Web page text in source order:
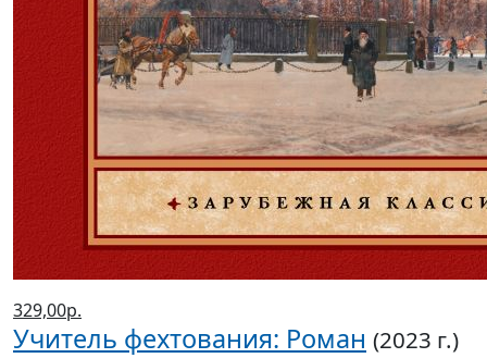
329,00р.
Учитель фехтования: Роман (2023 г.)